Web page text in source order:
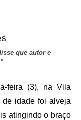
que autor e
feira (3), na Vila
idade foi alveja
atingindo o braço